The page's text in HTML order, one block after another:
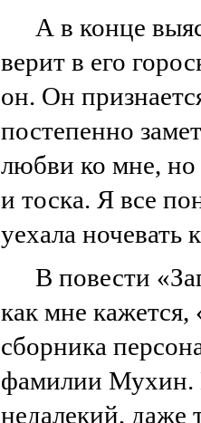
А в конце
верит в его
он. Он
постепенно
любви ко мне, но
и тоска. Я все
уехала ночевать
В повести
как мне кажется,
сборника
фамилии Мухин.
недалекий, даже